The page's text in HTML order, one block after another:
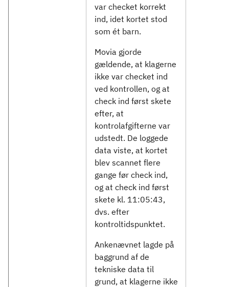
var checket korrekt
ind, idet kortet stod
som ét barn.
Movia gjorde
gældende, at klagerne
ikke var checket ind
ved kontrollen, og at
check ind først skete
efter, at
kontrolafgifterne var
udstedt. De loggede
data viste, at kortet
blev scannet flere
gange før check ind,
og at check ind først
skete kl. 11:05:43,
dvs. efter
kontroltidspunktet.
Ankenævnet lagde på
baggrund af de
tekniske data til
grund, at klagerne ikke